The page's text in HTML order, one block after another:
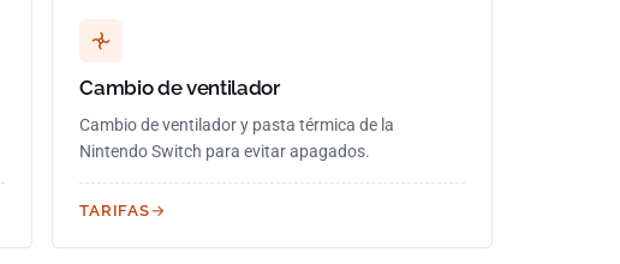
Cambio de ventilador
Cambio de ventilador y pasta térmica de la
Nintendo Switch para evitar apagados.
TARIFAS